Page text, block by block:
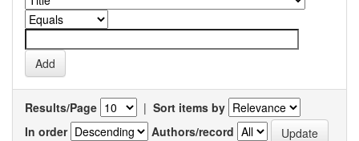
Results/Page | Sort items by
In order
Authors/record